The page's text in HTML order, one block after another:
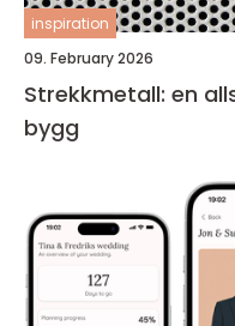
inspiration
09. February 2026
Strekkmetall: en
bygg